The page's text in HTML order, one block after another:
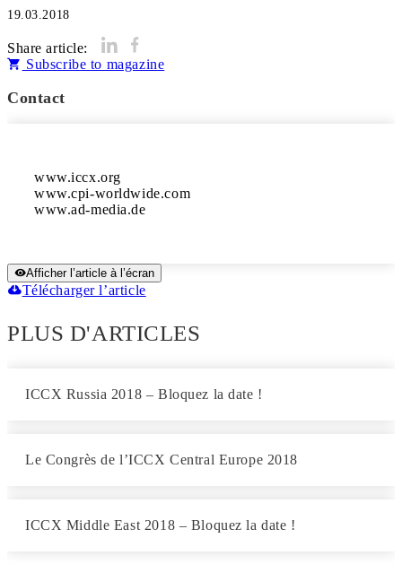
19.03.2018
Share article:
Subscribe to magazine
Contact
www.iccx.org
www.cpi-worldwide.com
Afficher l’article à l’écran
Télécharger l’article
PLUS D'ARTICLES
ICCX Russia 2018 – Bloquez la date !
Le Congrès de l’ICCX Central Europe 2018
ICCX Middle East 2018 – Bloquez la date !